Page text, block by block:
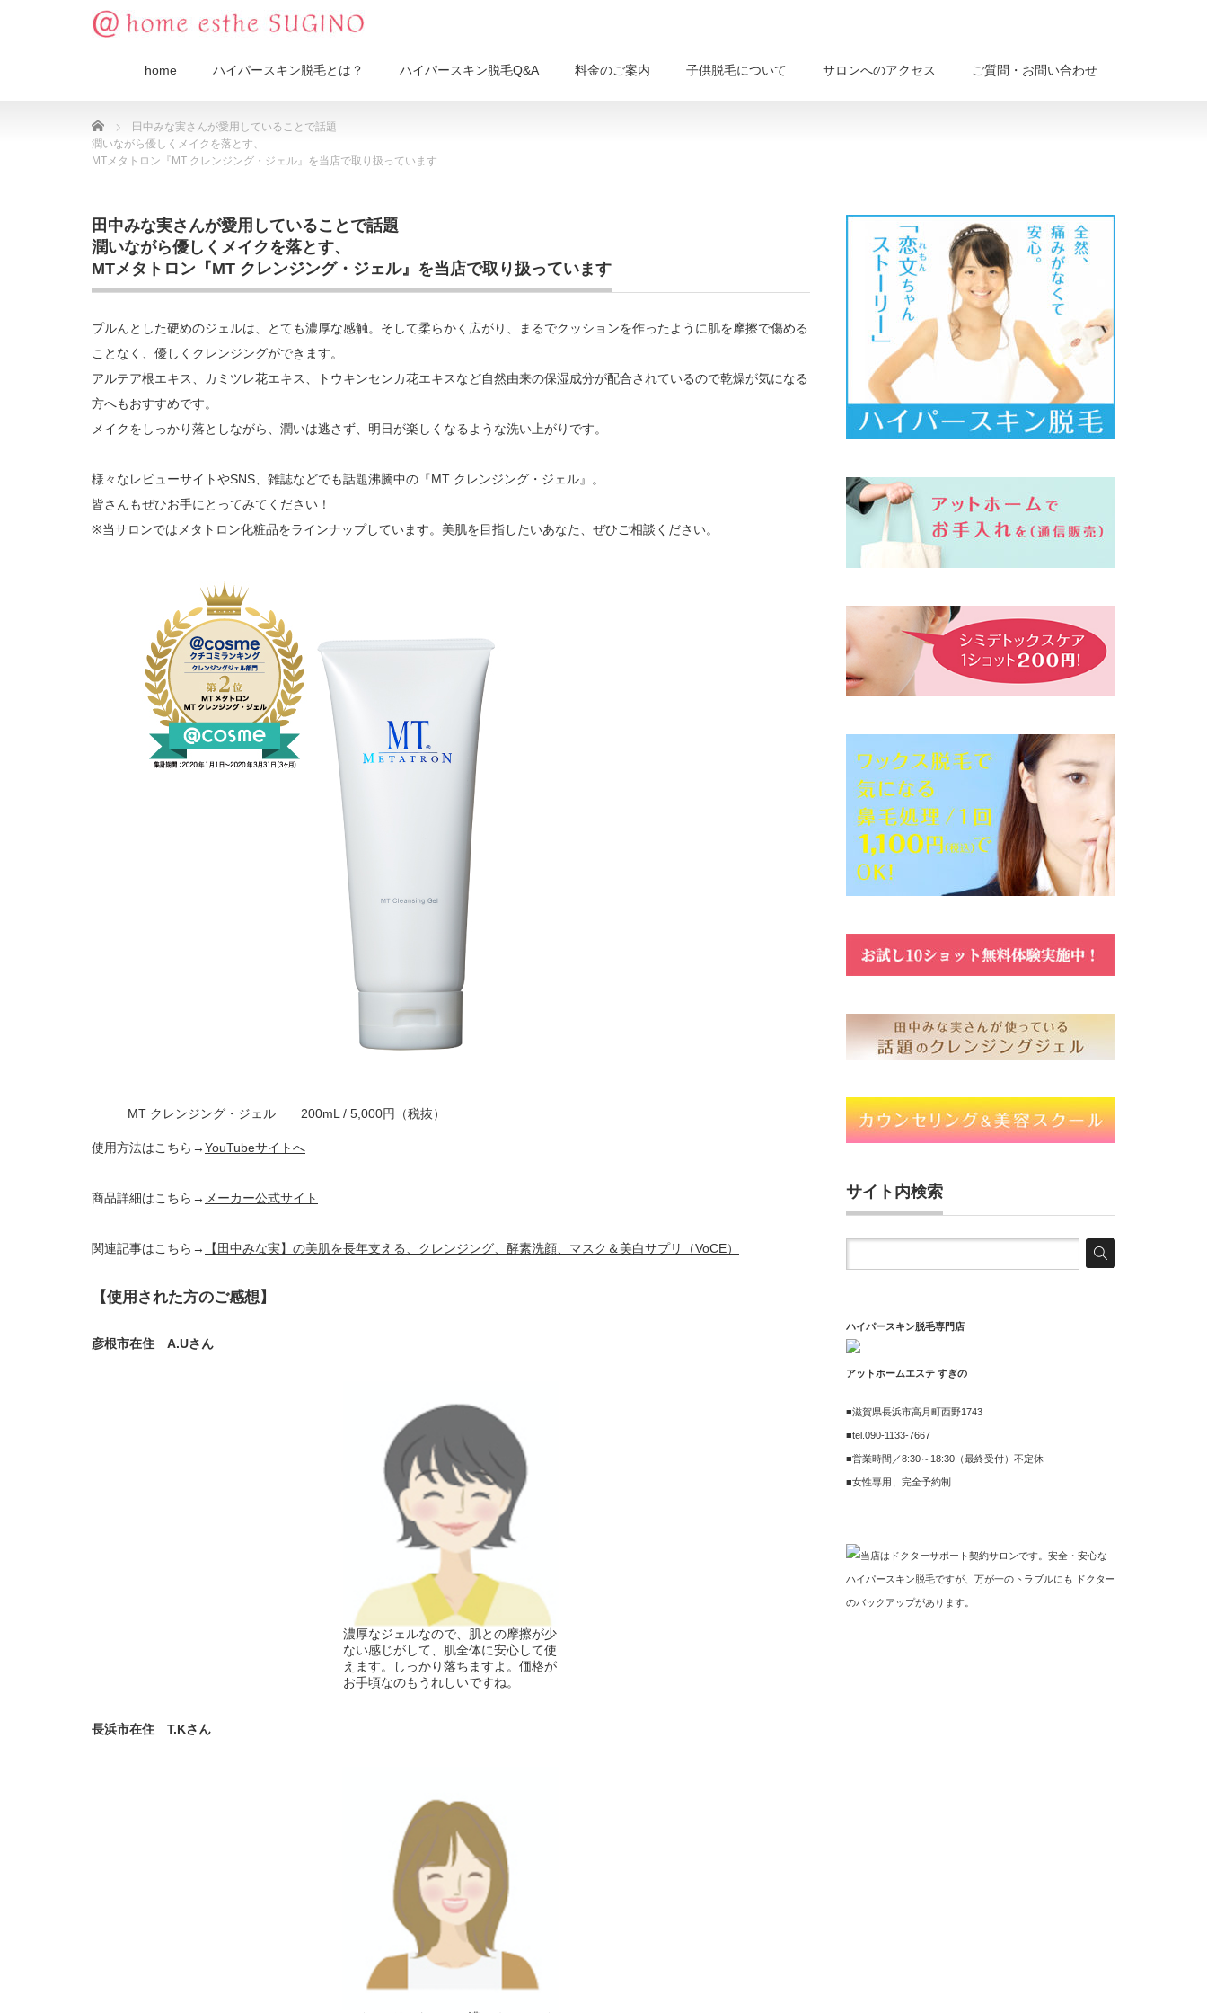
home ハイパースキン脱毛とは？ ハイパースキン脱毛Q&A 料金のご案内 子供脱毛について サロンへのアクセス ご質問・お問い合わせ
Home
田中みな実さんが愛用していることで話題
潤いながら優しくメイクを落とす、
MTメタトロン『MT クレンジング・ジェル』を当店で取り扱っています
田中みな実さんが愛用していることで話題
潤いながら優しくメイクを落とす、
MTメタトロン『MT クレンジング・ジェル』を当店で取り扱っています
プルんとした硬めのジェルは、とても濃厚な感触。そして柔らかく広がり、まるでクッションを作ったように肌を摩擦で傷める
ことなく、優しくクレンジングができます。
アルテア根エキス、カミツレ花エキス、トウキンセンカ花エキスなど自然由来の保湿成分が配合されているので乾燥が気になる
方へもおすすめです。
メイクをしっかり落としながら、潤いは逃さず、明日が楽しくなるような洗い上がりです。
様々なレビューサイトやSNS、雑誌などでも話題沸騰中の『MT クレンジング・ジェル』。
皆さんもぜひお手にとってみてください！
※当サロンではメタトロン化粧品をラインナップしています。美肌を目指したいあなた、ぜひご相談ください。
MT クレンジング・ジェル 200mL / 5,000円（税抜）
使用方法はこちら→YouTubeサイトへ
商品詳細はこちら→ メーカー公式サイト
関連記事はこちら→ 【田中みな実】の美肌を長年支える、クレンジング、酵素洗顔、マスク＆美白サプリ（VoCE）
【使用された方のご感想】
彦根市在住 A.Uさん
濃厚なジェルなので、肌との摩擦が少
ない感じがして、肌全体に安心して使
えます。しっかり落ちますよ。価格が
お手頃なのもうれしいですね。
長浜市在住 T.Kさん
サイト内検索
ハイパースキン脱毛専門店
アットホームエステ すぎの
■滋賀県長浜市高月町西野1743
■tel.090-1133-7667
■営業時間／8:30～18:30（最終受付）不定休
■女性専用、完全予約制
当店はドクターサポート契約サロンです。安全・安心な
ハイパースキン脱毛ですが、万が一のトラブルにも ドクター
のバックアップがあります。